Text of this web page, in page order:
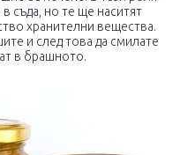
съда, но те ще наситят
хранителни вещества.
и след това да смилате
в брашното.